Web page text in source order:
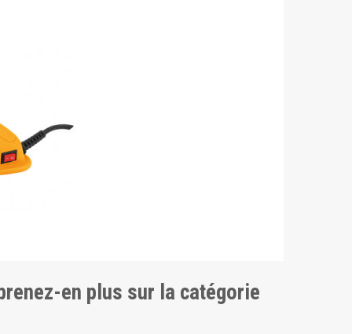
en plus sur la catégorie